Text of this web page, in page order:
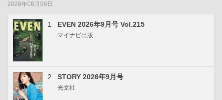
2026年08月06日
1 EVEN 2026年9月号 Vol.215
マイナビ出版
2 STORY 2026年9月号
光文社